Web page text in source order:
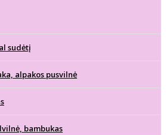
sudėtį
alpakos pusvilnė
bambukas